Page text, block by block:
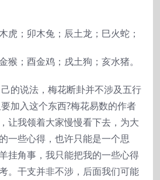
虎；卯木兔；辰土龙；巳火蛇；
猴；酉金鸡；戌土狗；亥水猪。
的说法，梅花断卦并不涉及五行
加入这个东西?梅花易数的作者
让我领着大家慢慢看下去，为大
一些心得，也许只能是一个思
挂角事，我只能把我的一些心得
。干支并非不涉，后面我们可能